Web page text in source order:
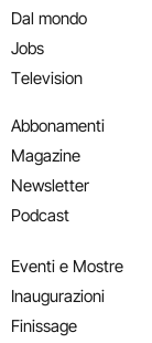
Dal mondo
Jobs
Television
Abbonamenti
Magazine
Newsletter
Podcast
Eventi e Mostre
Inaugurazioni
Finissage